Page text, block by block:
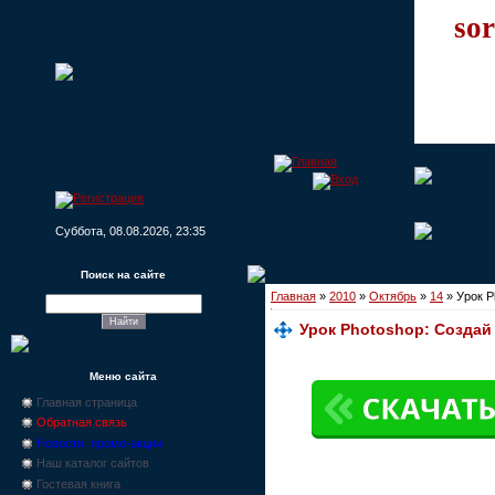
Суббота, 08.08.2026, 23:35
Поиск на сайте
Меню сайта
Главная страница
Обратная связь
Новости, промо-акции
Наш каталог сайтов
Гостевая книга
Главная » 2010 » Октябрь » 14 » Урок
Урок Photoshop: